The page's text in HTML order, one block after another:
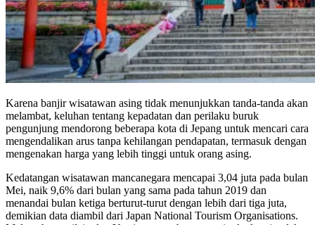
Karena banjir wisatawan asing tidak menunjukkan tanda-tanda akan
melambat, keluhan tentang kepadatan dan perilaku buruk
pengunjung mendorong beberapa kota di Jepang untuk mencari cara
mengendalikan arus tanpa kehilangan pendapatan, termasuk dengan
mengenakan harga yang lebih tinggi untuk orang asing.
Kedatangan wisatawan mancanegara mencapai 3,04 juta pada bulan
Mei, naik 9,6% dari bulan yang sama pada tahun 2019 dan
menandai bulan ketiga berturut-turut dengan lebih dari tiga juta,
demikian data diambil dari Japan National Tourism Organisations.